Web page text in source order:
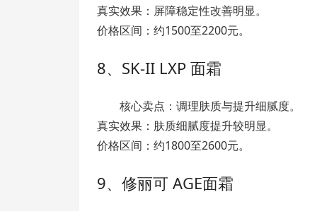
真实效果：屏障稳定性改善明显。
价格区间：约1500至2200元。
8、SK-II LXP 面霜
核心卖点：调理肤质与提升细腻度。
真实效果：肤质细腻度提升较明显。
价格区间：约1800至2600元。
9、修丽可 AGE面霜